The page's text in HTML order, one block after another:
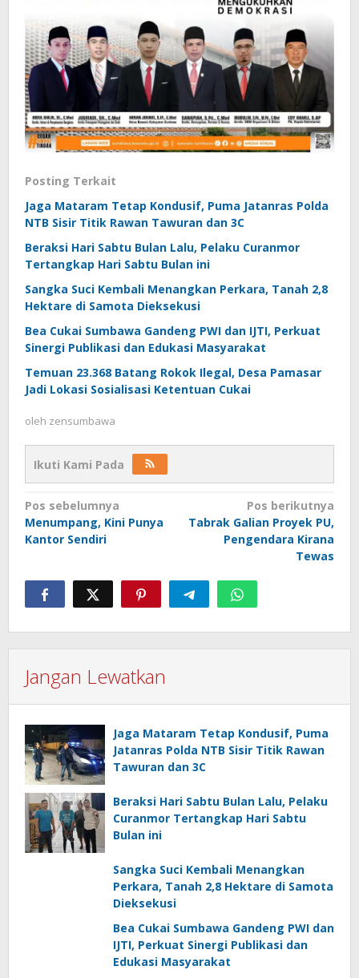
Posting Terkait
Jaga Mataram Tetap Kondusif, Puma Jatanras Polda
NTB Sisir Titik Rawan Tawuran dan 3C
Beraksi Hari Sabtu Bulan Lalu, Pelaku Curanmor
Tertangkap Hari Sabtu Bulan ini
Sangka Suci Kembali Menangkan Perkara, Tanah 2,8
Hektare di Samota Dieksekusi
Bea Cukai Sumbawa Gandeng PWI dan IJTI, Perkuat
Sinergi Publikasi dan Edukasi Masyarakat
Temuan 23.368 Batang Rokok Ilegal, Desa Pamasar
Jadi Lokasi Sosialisasi Ketentuan Cukai
oleh zensumbawa
Ikuti Kami Pada
Navigasi
pos
Pos sebelumnya
Menumpang, Kini Punya
Kantor Sendiri
Pos berikutnya
Tabrak Galian Proyek PU,
Pengendara Kirana
Tewas
Jangan Lewatkan
Jaga Mataram Tetap Kondusif, Puma
Jatanras Polda NTB Sisir Titik Rawan
Tawuran dan 3C
Beraksi Hari Sabtu Bulan Lalu, Pelaku
Curanmor Tertangkap Hari Sabtu
Bulan ini
Sangka Suci Kembali Menangkan
Perkara, Tanah 2,8 Hektare di Samota
Dieksekusi
Bea Cukai Sumbawa Gandeng PWI dan
IJTI, Perkuat Sinergi Publikasi dan
Edukasi Masyarakat